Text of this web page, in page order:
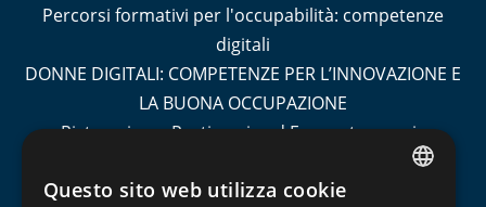
Percorsi formativi per l'occupabilità: competenze
digitali
DONNE DIGITALI: COMPETENZE PER L’INNOVAZIONE E
LA BUONA OCCUPAZIONE
Ristorazione, Pasticceria ed Enogastronomia
Turismo
Questo sito web utilizza cookie